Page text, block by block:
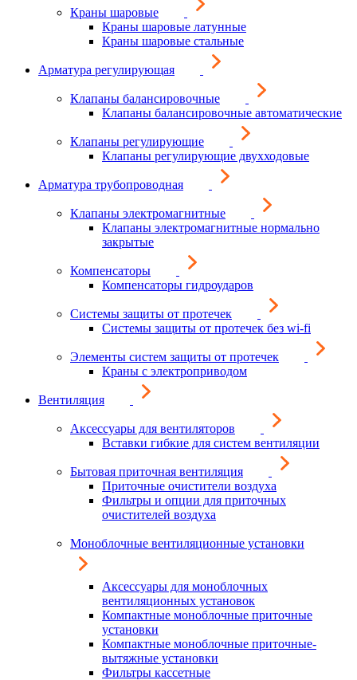
Краны шаровые
Краны шаровые латунные
Краны шаровые стальные
Арматура регулирующая
Клапаны балансировочные
Клапаны балансировочные автоматические
Клапаны регулирующие
Клапаны регулирующие двухходовые
Арматура трубопроводная
Клапаны электромагнитные
Клапаны электромагнитные нормально
закрытые
Компенсаторы
Компенсаторы гидроударов
Системы защиты от протечек
Системы защиты от протечек без wi-fi
Элементы систем защиты от протечек
Краны с электроприводом
Вентиляция
Аксессуары для вентиляторов
Вставки гибкие для систем вентиляции
Бытовая приточная вентиляция
Приточные очистители воздуха
Фильтры и опции для приточных
очистителей воздуха
Моноблочные вентиляционные установки
Аксессуары для моноблочных
вентиляционных установок
Компактные моноблочные приточные
установки
Компактные моноблочные приточные-
вытяжные установки
Фильтры кассетные